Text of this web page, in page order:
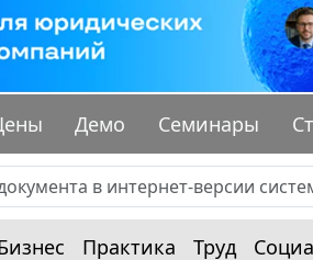
Демо Семинары
Практика Труд